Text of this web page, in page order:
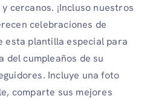
cercanos. ¡Incluso nuestros
celebraciones de
esta plantilla especial para
del cumpleaños de su
Incluye una foto
comparte sus mejores